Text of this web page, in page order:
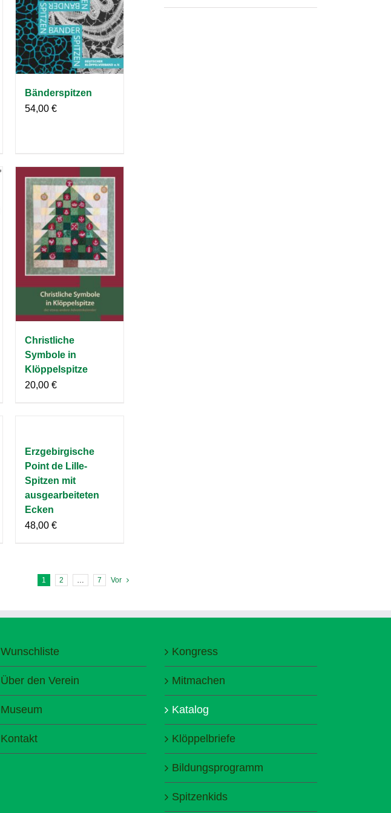
Bänderspitzen
54,00 €
Christliche
Symbole in
Klöppelspitze
20,00 €
Erzgebirgische
Point de Lille-
Spitzen mit
ausgearbeiteten
Ecken
48,00 €
1 2 … 7 Vor
Wunschliste
Über den Verein
Museum
Kontakt
Kongress
Mitmachen
Katalog
Klöppelbriefe
Bildungsprogramm
Spitzenkids